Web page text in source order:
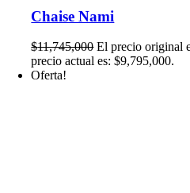
Chaise Nami
$11,745,000 El precio original
precio actual es: $9,795,000.
Oferta!